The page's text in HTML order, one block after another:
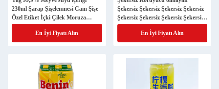
230ml Şarap Şişelenmesi Cam Şişe
Özel Etiket İçki Çilek Moruza
Mousse Su
En İyi Fiyatı Alın
Şekersiz Şekersiz Şekersiz Şekersiz
Şekersiz Şekersiz Şekersiz Şekersiz
Şekersiz Şekersiz Şekersiz Şekersiz
En İyi Fiyatı Alın